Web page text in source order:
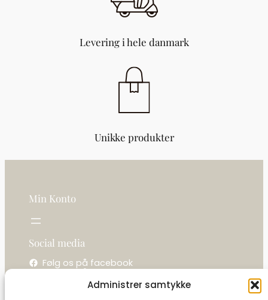
Administrer samtykke
Levering i hele danmark
Unikke produkter
Min Konto
Social media
Følg os på facebook
Følg os på instagram